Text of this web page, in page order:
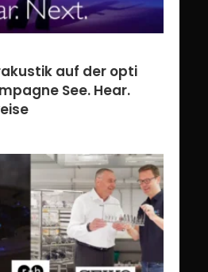
auf der opti
See. Hear.